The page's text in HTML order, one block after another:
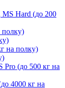
Hard (до 200
полку)
на полку)
Pro (до 500 кг на
4000 кг на